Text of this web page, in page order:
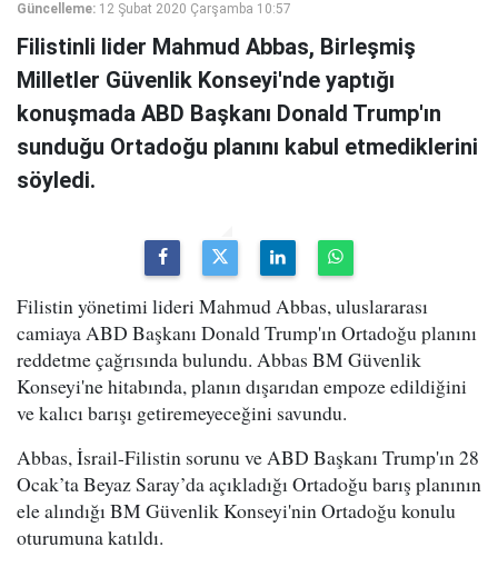
Güncelleme: 12 Şubat 2020 Çarşamba 10:57
Filistinli lider Mahmud Abbas, Birleşmiş
Milletler Güvenlik Konseyi'nde yaptığı
konuşmada ABD Başkanı Donald Trump'ın
sunduğu Ortadoğu planını kabul etmediklerini
söyledi.
Filistin yönetimi lideri Mahmud Abbas, uluslararası
camiaya ABD Başkanı Donald Trump'ın Ortadoğu planını
reddetme çağrısında bulundu. Abbas BM Güvenlik
Konseyi'ne hitabında, planın dışarıdan empoze edildiğini
ve kalıcı barışı getiremeyeceğini savundu.
Abbas, İsrail-Filistin sorunu ve ABD Başkanı Trump'ın 28
Ocak’ta Beyaz Saray’da açıkladığı Ortadoğu barış planının
ele alındığı BM Güvenlik Konseyi'nin Ortadoğu konulu
oturumuna katıldı.